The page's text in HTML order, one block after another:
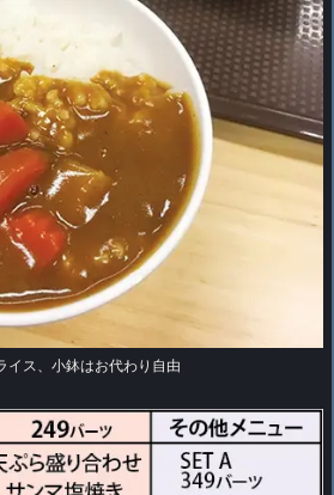
イス、小鉢はお代わり自由